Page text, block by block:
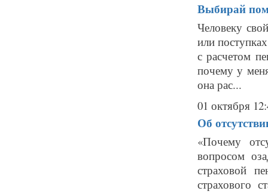
Выбирай
Человеку
или
с расчетом
почему у
она рас...
01 октября
Об
«Почему
вопросом
страховой
страхового